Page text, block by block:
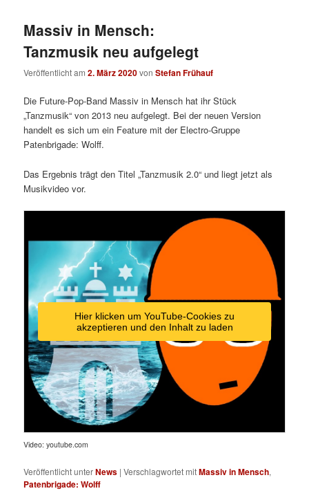
Massiv in Mensch:
Tanzmusik neu aufgelegt
Veröffentlicht am2. März 2020vonStefan Frühauf
Die Future-Pop-Band Massiv in Mensch hat ihr Stück
„Tanzmusik“ von 2013 neu aufgelegt. Bei der neuen Version
handelt es sich um ein Feature mit der Electro-Gruppe
Patenbrigade: Wolff.
Das Ergebnis trägt den Titel „Tanzmusik 2.0“ und liegt jetzt als
Musikvideo vor.
Hier klicken um YouTube-Cookies zu
akzeptieren und den Inhalt zu laden
Video: youtube.com
Veröffentlicht unterNews |Verschlagwortet mitMassiv in Mensch,
Patenbrigade: Wolff